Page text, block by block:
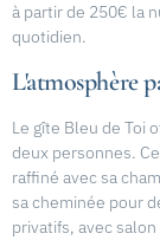
à partir de 250€ la
quotidien.
L'atmosphère
Le gîte Bleu de Toi
deux personnes.
raffiné avec sa
sa cheminée pour
privatifs, avec